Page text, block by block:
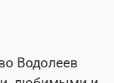
Водолеев